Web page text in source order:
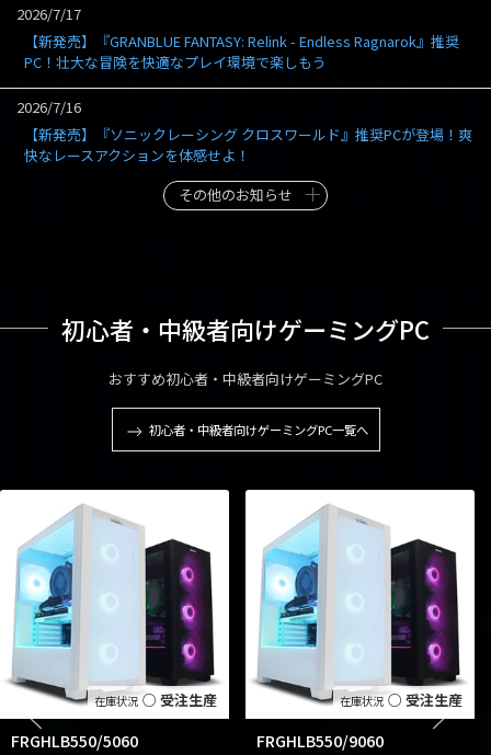
2026/7/17
【新発売】『GRANBLUE FANTASY: Relink - Endless Ragnarok』推奨
PC！壮大な冒険を快適なプレイ環境で楽しもう
2026/7/16
【新発売】『ソニックレーシング クロスワールド』推奨PCが登場！爽
快なレースアクションを体感せよ！
その他のお知らせ
初心者・中級者向けゲーミングPC
おすすめ初心者・中級者向けゲーミングPC
初心者・中級者向けゲーミングPC一覧へ
○ 受注生産
FRGHLB550/5060
○ 受注生産
FRGHLB550/9060